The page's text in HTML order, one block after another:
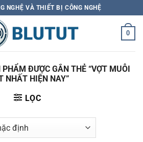
NGHỆ VÀ THIẾT BỊ CÔNG NGHỆ
0
PHẨM ĐƯỢC GẮN THẺ “VỢT MUỖI
NHẤT HIỆN NAY”
LỌC